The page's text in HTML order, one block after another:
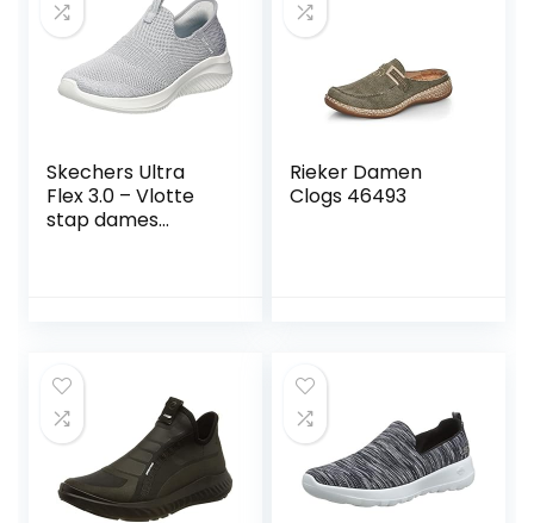
Skechers Ultra
Flex 3.0 – Vlotte
stap dames
Rieker Damen
Clogs 46493